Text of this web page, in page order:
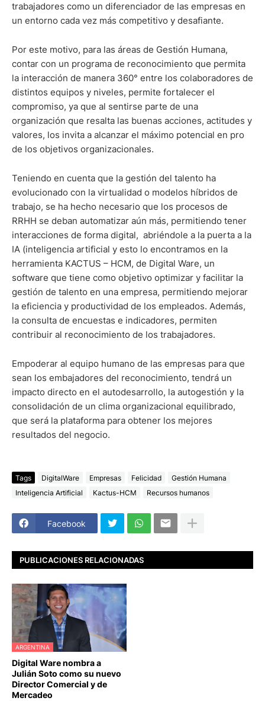
trabajadores como un diferenciador de las empresas en
un entorno cada vez más competitivo y desafiante.
Por este motivo, para las áreas de Gestión Humana,
contar con un programa de reconocimiento que permita
la interacción de manera 360° entre los colaboradores de
distintos equipos y niveles, permite fortalecer el
compromiso, ya que al sentirse parte de una
organización que resalta las buenas acciones, actitudes y
valores, los invita a alcanzar el máximo potencial en pro
de los objetivos organizacionales.
Teniendo en cuenta que la gestión del talento ha
evolucionado con la virtualidad o modelos híbridos de
trabajo, se ha hecho necesario que los procesos de
RRHH se deban automatizar aún más, permitiendo tener
interacciones de forma digital, abriéndole a la puerta a la
IA (inteligencia artificial y esto lo encontramos en la
herramienta KACTUS – HCM, de Digital Ware, un
software que tiene como objetivo optimizar y facilitar la
gestión de talento en una empresa, permitiendo mejorar
la eficiencia y productividad de los empleados. Además,
la consulta de encuestas e indicadores, permiten
contribuir al reconocimiento de los trabajadores.
Empoderar al equipo humano de las empresas para que
sean los embajadores del reconocimiento, tendrá un
impacto directo en el autodesarrollo, la autogestión y la
consolidación de un clima organizacional equilibrado,
que será la plataforma para obtener los mejores
resultados del negocio.
Tags DigitalWare Empresas Felicidad
Gestión Humana
Inteligencia Artificial
Kactus-HCM Recursos humanos
Facebook
PUBLICACIONES RELACIONADAS
ARGENTINA
Digital Ware nombra a
Julián Soto como su nuevo
Director Comercial y de
Mercadeo